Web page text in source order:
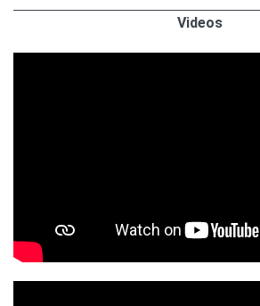
Videos